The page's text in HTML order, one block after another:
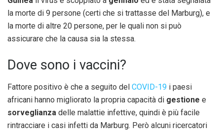
la morte di 9 persone (certi che si trattasse del Marburg), e
la morte di altre 20 persone, per le quali non si può
assicurare che la causa sia la stessa.
Dove sono i vaccini?
Fattore positivo è che a seguito del COVID-19 i paesi
africani hanno migliorato la propria capacità di gestione e
sorveglianza delle malattie infettive, quindi è più facile
rintracciare i casi infetti da Marburg. Però alcuni ricercatori